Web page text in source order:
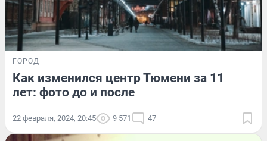
ГОРОД
Как изменился центр Тюмени за 11
лет: фото до и после
22 февраля, 2024, 20:45 9 571 47